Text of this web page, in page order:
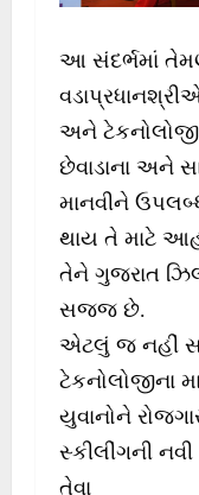
આ સંદર્ભમાં
વડાપ્રધાનશ્રીએ
અને
છેવાડાના અને
માનવીને
થાય તે માટે
તેને ગુજરાત
સજ્જ છે.
એટલું જ નહીં
ટેકનોલોજીના
યુવાનોને
સ્કીલીંગની
તેવા